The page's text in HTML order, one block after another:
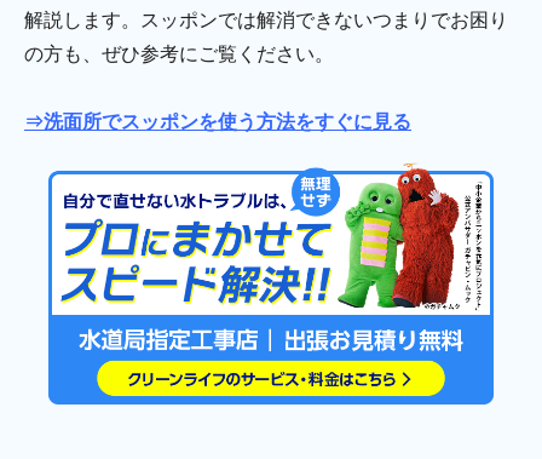
解説します。スッポンでは解消できないつまりでお困り
の方も、ぜひ参考にご覧ください。
⇒洗面所でスッポンを使う方法をすぐに見る